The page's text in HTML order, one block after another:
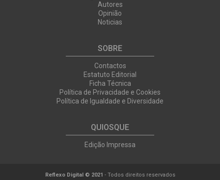
Autores
Opinião
Noticias
SOBRE
Contactos
Estatuto Editorial
Ficha Técnica
Política de Privacidade e Cookies
Política de Igualdade e Diversidade
QUIOSQUE
Edição Impressa
Reflexo Digital © 2021 - Todos direitos reservados